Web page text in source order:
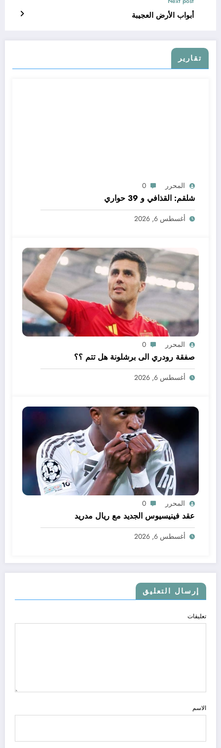
أبواب الأرض العجيبة
تقارير
المحرر 0
شلقم: القذافي و 39 حواري
أغسطس 6, 2026
المحرر 0
صفقة رودري الى برشلونة هل تتم ؟؟
أغسطس 6, 2026
المحرر 0
عقد فينيسيوس الجديد مع ريال مدريد
أغسطس 6, 2026
إرسال التعليق
تعليقات
الاسم